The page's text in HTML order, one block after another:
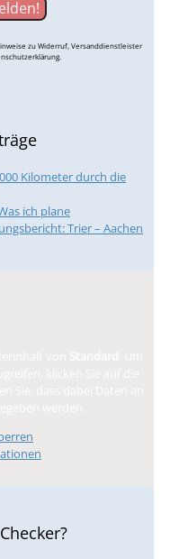
zu Widerruf, Versanddienstleister
Kilometer durch die
ich plane
Trier – Aachen